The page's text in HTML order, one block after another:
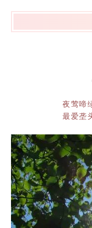
夜莺啼
最爱垄